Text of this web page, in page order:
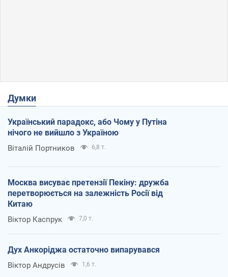
Думки
Український парадокс, або Чому у Путіна
нічого не вийшло з Україною
Віталій Портников 6,8 т.
Москва висуває претензії Пекіну: дружба
перетворюється на залежність Росії від
Китаю
Віктор Каспрук 7,0 т.
Дух Анкоріджа остаточно випарувався
Віктор Андрусів 1,6 т.